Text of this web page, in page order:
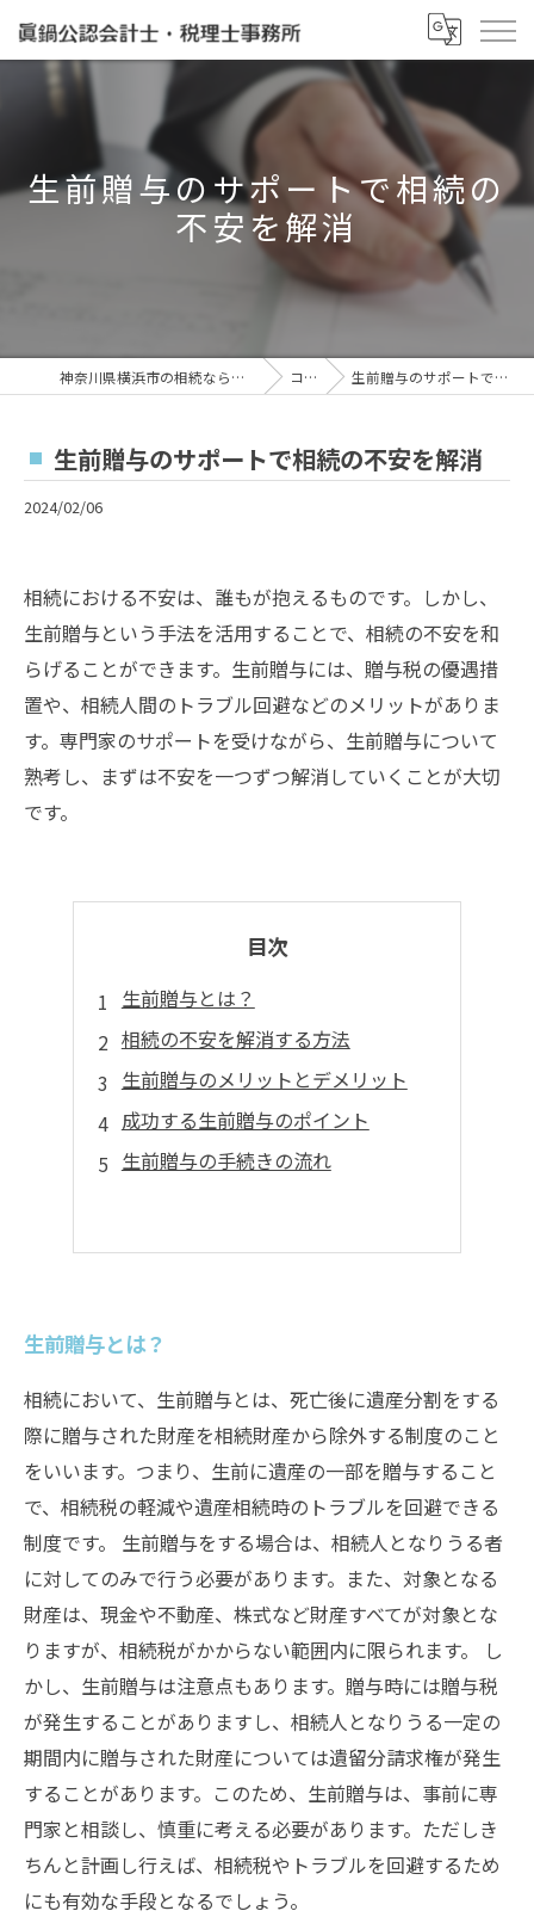
生前贈与のサポートで相続の
不安を解消
神奈川県横浜市の相続なら眞鍋泰治税理士事務所 コラム 生前贈与のサポートで相続の不安を解消
生前贈与のサポートで相続の不安を解消
2024/02/06
相続における不安は、誰もが抱えるものです。しかし、
生前贈与という手法を活用することで、相続の不安を和
らげることができます。生前贈与には、贈与税の優遇措
置や、相続人間のトラブル回避などのメリットがありま
す。専門家のサポートを受けながら、生前贈与について
熟考し、まずは不安を一つずつ解消していくことが大切
です。
目次
生前贈与とは？
相続の不安を解消する方法
生前贈与のメリットとデメリット
成功する生前贈与のポイント
生前贈与の手続きの流れ
生前贈与とは？
相続において、生前贈与とは、死亡後に遺産分割をする
際に贈与された財産を相続財産から除外する制度のこと
をいいます。つまり、生前に遺産の一部を贈与すること
で、相続税の軽減や遺産相続時のトラブルを回避できる
制度です。 生前贈与をする場合は、相続人となりうる者
に対してのみで行う必要があります。また、対象となる
財産は、現金や不動産、株式など財産すべてが対象とな
りますが、相続税がかからない範囲内に限られます。 し
かし、生前贈与は注意点もあります。贈与時には贈与税
が発生することがありますし、相続人となりうる一定の
期間内に贈与された財産については遺留分請求権が発生
することがあります。このため、生前贈与は、事前に専
門家と相談し、慎重に考える必要があります。ただしき
ちんと計画し行えば、相続税やトラブルを回避するため
にも有効な手段となるでしょう。